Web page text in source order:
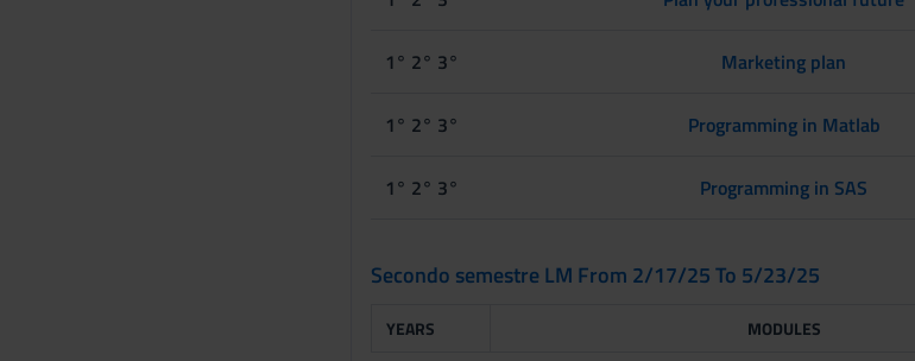
1° 2° 3° Marketing plan
1° 2° 3° Programming in Matlab
1° 2° 3° Programming in SAS
Secondo semestre LM From 2/17/25 To 5/23/25
YEARS MODULES